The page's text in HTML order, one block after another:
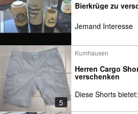
Bierkrüge zu
Jemand Interesse
5
Kumhausen
Herren Cargo Shorts
verschenken
Diese Shorts bietet: